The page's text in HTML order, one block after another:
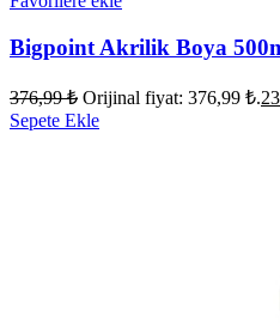
Bigpoint Akrilik Boya
376,99₺ Orijinal fiyat: 376,99 ₺.
Sepete Ekle